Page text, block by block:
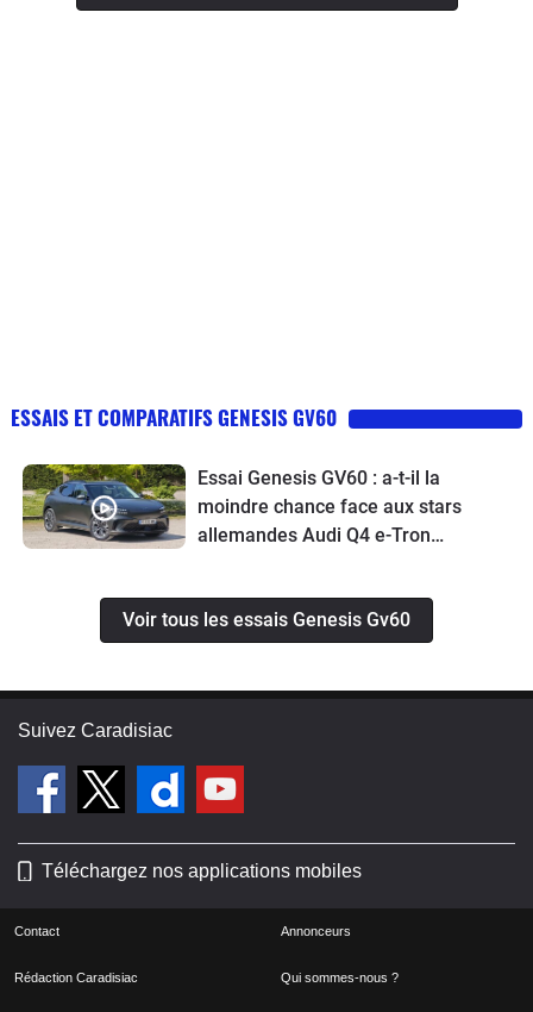
ESSAIS ET COMPARATIFS GENESIS GV60
Essai Genesis GV60 : a-t-il la
moindre chance face aux stars
allemandes Audi Q4 e-Tron
Voir tous les essais Genesis Gv60
Suivez Caradisiac
Téléchargez nos applications mobiles
Contact Annonceurs
Rédaction Caradisiac Qui sommes-nous ?